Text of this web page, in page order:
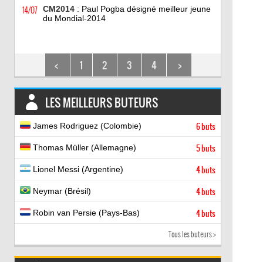
14/07 CM2014: Paul Pogba désigné meilleur jeune
du Mondial-2014
< 1 2 3 4 >
LES MEILLEURS BUTEURS
James Rodriguez (Colombie) 6 buts
Thomas Müller (Allemagne) 5 buts
Lionel Messi (Argentine) 4 buts
Neymar (Brésil) 4 buts
Robin van Persie (Pays-Bas) 4 buts
Tous les buteurs >